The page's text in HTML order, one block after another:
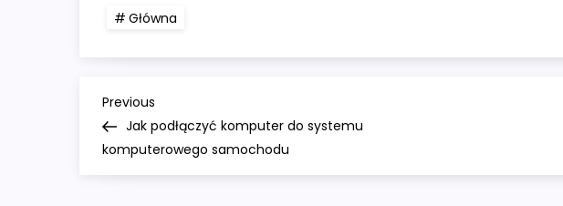
Główna
N
a
Previous
Post
Previous
Jak podłączyć komputer do systemu
komputerowego samochodu